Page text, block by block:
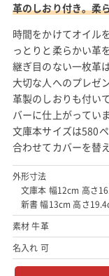
革のしおり付き。柔
時間をかけてオイル
っとりと柔らかい革
継ぎ目のない一枚革
大切な人へのプレゼ
革製のしおりも付い
バーに仕上がっていま
文庫本サイズは580
合わせてカバーを替
外形寸法
文庫本 幅12cm 高さ
新書 幅13cm 高さ
素材 牛革
名入れ 可